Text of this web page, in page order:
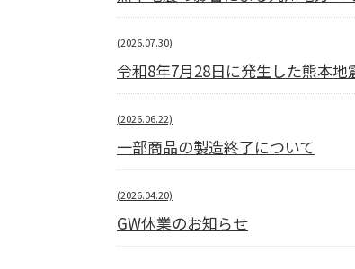
(2026.07.30)
令和8年7月28日に発生した熊本地
(2026.06.22)
一部商品の製造終了について
(2026.04.20)
GW休業のお知らせ